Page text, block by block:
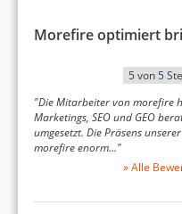
Content-Marketing
Online-Marketing
Morefire optimiert
5 von 5
"Die Mitarbeiter von morefire
Marketings, SEO und GEO
umgesetzt. Die Präsens
morefire enorm…"
» Alle